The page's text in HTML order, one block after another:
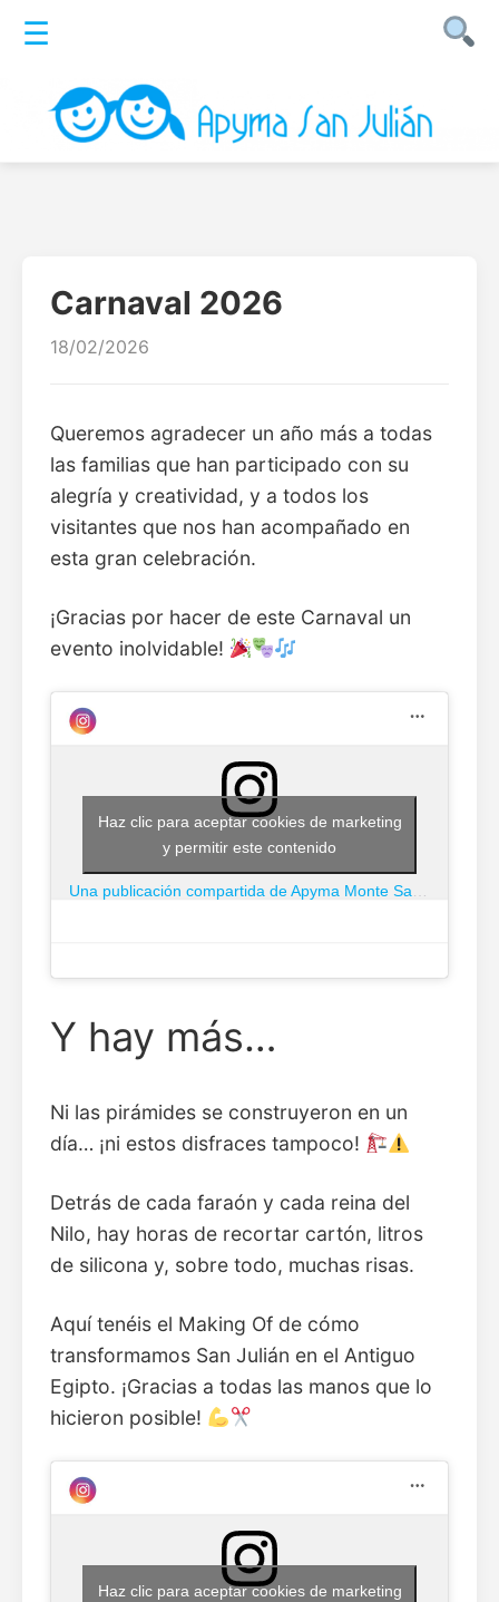
☰
Carnaval 2026
18/02/2026
Queremos agradecer un año más a todas
las familias que han participado con su
alegría y creatividad, y a todos los
visitantes que nos han acompañado en
esta gran celebración.
¡Gracias por hacer de este Carnaval un
evento inolvidable!
Haz clic para aceptar cookies de marketing
y permitir este contenido
Y hay más…
Ni las pirámides se construyeron en un
día… ¡ni estos disfraces tampoco!
Detrás de cada faraón y cada reina del
Nilo, hay horas de recortar cartón, litros
de silicona y, sobre todo, muchas risas.
Aquí tenéis el Making Of de cómo
transformamos San Julián en el Antiguo
Egipto. ¡Gracias a todas las manos que lo
hicieron posible!
Haz clic para aceptar cookies de marketing